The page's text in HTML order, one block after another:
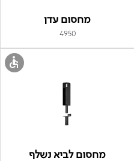
מחסום עדן
4950
מחסום לביא נשלף